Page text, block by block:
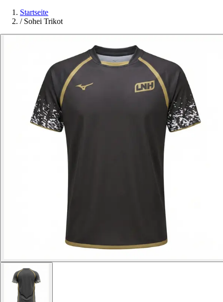
Startseite
/ Sohei Trikot